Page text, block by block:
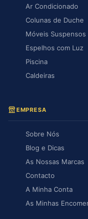
Ar Condicionado
Colunas de Duche
Móveis Suspensos
Espelhos com Luz
Piscina
Caldeiras
EMPRESA
Sobre Nós
Blog e Dicas
As Nossas Marcas
Contacto
A Minha Conta
As Minhas